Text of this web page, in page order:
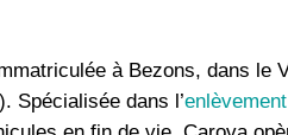
à Bezons, dans le
Spécialisée dans l’